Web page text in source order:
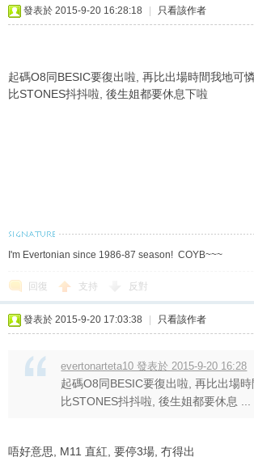
發表於 2015-9-20 16:28:18 只看該作者
起碼O8同BESIC要復出啦, 再比出場時間我地可
比STONES抖抖啦, 後生姐都要休息下啦
I'm Evertonian since 1986-87 season! COYB~~~
回復 支持 反對
發表於 2015-9-20 17:03:38 只看該作者
evertonarteta10 發表於 2015-9-20 16:28
起碼O8同BESIC要復出啦, 再比出場
比STONES抖抖啦, 後生姐都要休息 ...
唔好意思, M11 直紅, 要停3場, 冇得出